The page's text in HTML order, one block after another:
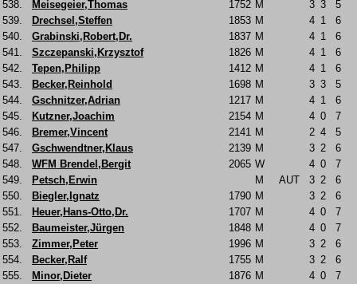
538.
Meisegeier,Thomas 1752 M 3 3
5
539.
Drechsel,Steffen 1853 M 4 1
6
540.
Grabinski,Robert,Dr. 1837 M 4 1
6
541.
Szczepanski,Krzysztof 1826 M 4 1
6
542.
Tepen,Philipp 1412 M 4 1
6
543.
Becker,Reinhold 1698 M 3 3
5
544.
Gschnitzer,Adrian 1217 M 4 1
6
545.
Kutzner,Joachim 2154 M 4 0
7
546.
Bremer,Vincent 2141 M 2 4
5
547.
Gschwendtner,Klaus 2139 M 3 2
6
548.
WFM Brendel,Bergit 2065 W 4 0
7
549.
Petsch,Erwin M AUT 3 2
6
550.
Biegler,Ignatz 1790 M 3 2
6
551.
Heuer,Hans-Otto,Dr. 1707 M 4 0
7
552.
Baumeister,Jürgen 1848 M 4 0
7
553.
Zimmer,Peter 1996 M 3 2
6
554.
Becker,Ralf 1755 M 3 2
6
555.
Minor,Dieter 1876 M 4 0
7